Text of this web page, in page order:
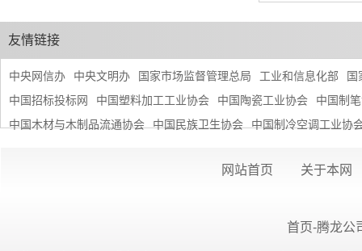
友情链接
中央网信办 中央文明办 国家市场监督管理总局 工业和信息化部
国
中国招标投标网
中国塑料加工工业协会 中国陶瓷工业协会
中国制
中国木材与木制品流通协会
中国民族卫生协会 中国制冷空调工业协
网站首页 关于本网
首页-腾龙公